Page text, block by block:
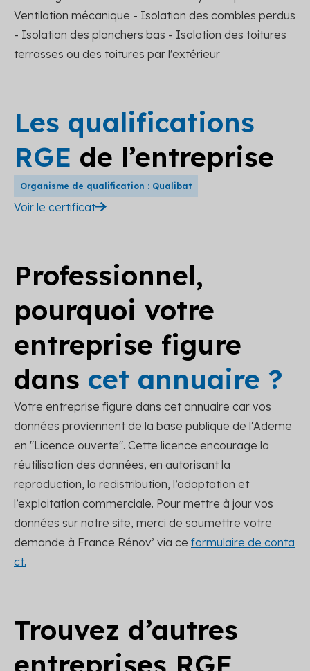
Ventilation mécanique - Isolation des combles perdus
- Isolation des planchers bas - Isolation des toitures
terrasses ou des toitures par l'extérieur
Les qualifications
RGE de l’entreprise
Organisme de qualification : Qualibat
Voir le certificat
Professionnel,
pourquoi votre
entreprise figure
dans cet annuaire ?
Votre entreprise figure dans cet annuaire car vos
données proviennent de la base publique de l'Ademe
en "Licence ouverte". Cette licence encourage la
réutilisation des données, en autorisant la
reproduction, la redistribution, l’adaptation et
l’exploitation commerciale. Pour mettre à jour vos
données sur notre site, merci de soumettre votre
demande à France Rénov’ via ce formulaire de conta
ct.
Trouvez d’autres
entreprises RGE